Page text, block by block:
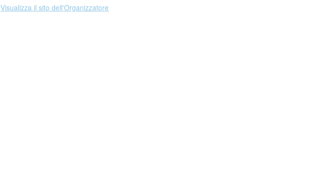
Visualizza il sito dell'Organizzatore